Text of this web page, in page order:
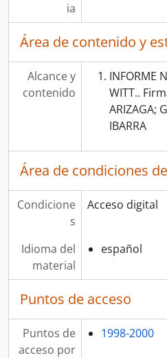
ia
Área de contenido y
Alcance y
contenido
INFORME
WITT..
ARIZAGA;
IBARRA
Área de condiciones
Condicione
s
Acceso digital
Idioma del
material
español
Puntos de acceso
Puntos de
acceso por
1998-2000